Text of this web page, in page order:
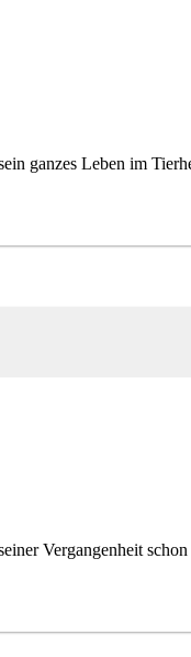
ganzes Leben im
Vergangenheit